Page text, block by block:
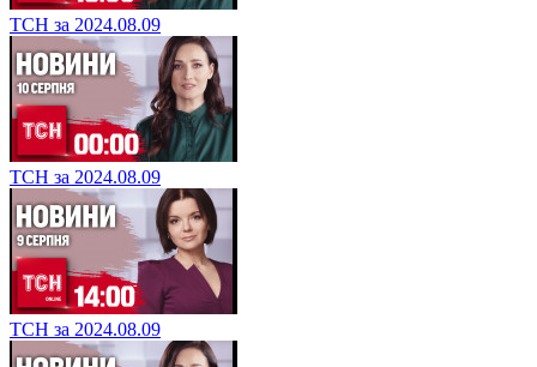
ТСН за 2024.08.09
ТСН за 2024.08.09
ТСН за 2024.08.09